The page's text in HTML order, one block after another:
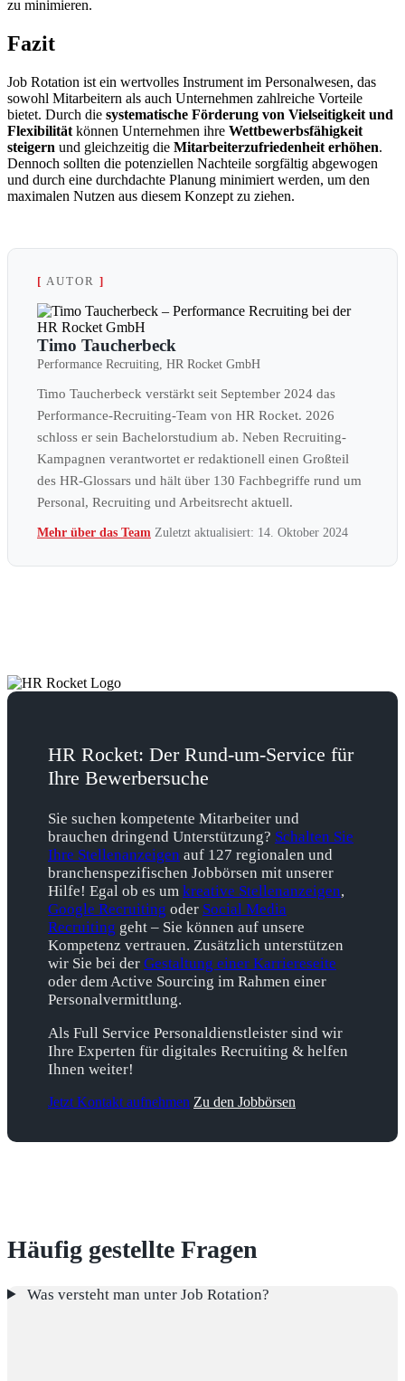
zu minimieren.
Fazit
Job Rotation ist ein wertvolles Instrument im Personalwesen, das
sowohl Mitarbeitern als auch Unternehmen zahlreiche Vorteile
bietet. Durch die syste­ma­tische Förderung von Vielseitigkeit und
Flexibilität können Unternehmen ihre Wettbewerbsfähigkeit
steigern und gleich­zeitig die Mitarbeiterzufriedenheit erhöhen.
Dennoch sollten die poten­zi­ellen Nachteile sorgfältig abgewogen
und durch eine durch­dachte Planung minimiert werden, um den
maximalen Nutzen aus diesem Konzept zu ziehen.
[ AUTOR ]
Timo Taucherbeck
Performance Recruiting, HR Rocket GmbH
Timo Taucherbeck verstärkt seit September 2024 das
Performance-Recruiting-Team von HR Rocket. 2026
schloss er sein Bachelorstudium ab. Neben Recruiting-
Kampagnen verantwortet er redaktionell einen Großteil
des HR-Glossars und hält über 130 Fachbegriffe rund um
Personal, Recruiting und Arbeitsrecht aktuell.
Mehr über das Team Zuletzt aktualisiert: 14. Oktober 2024
HR Rocket: Der Rund-um-Service für
Ihre Bewerbersuche
Sie suchen kompetente Mitarbeiter und
brauchen dringend Unterstützung? Schalten Sie
Ihre Stellenanzeigen auf 127 regionalen und
branchenspezifischen Jobbörsen mit unserer
Hilfe! Egal ob es um kreative Stellenanzeigen,
Google Recruiting oder Social Media
Recruiting geht – Sie können auf unsere
Kompetenz vertrauen. Zusätzlich unterstützen
wir Sie bei der Gestaltung einer Karriereseite
oder dem Active Sourcing im Rahmen einer
Personalvermittlung.
Als Full Service Personaldienstleister sind wir
Ihre Experten für digitales Recruiting & helfen
Ihnen weiter!
Jetzt Kontakt aufnehmen Zu den Jobbörsen
Häufig gestellte Fragen
Was versteht man unter Job Rotation?